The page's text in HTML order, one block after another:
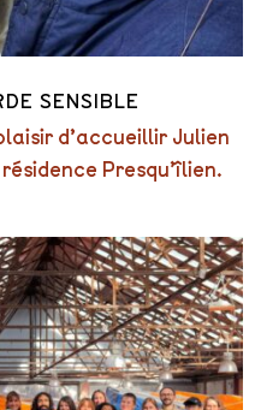
SENSIBLE
d’accueillir Julien
Presqu’îlien.